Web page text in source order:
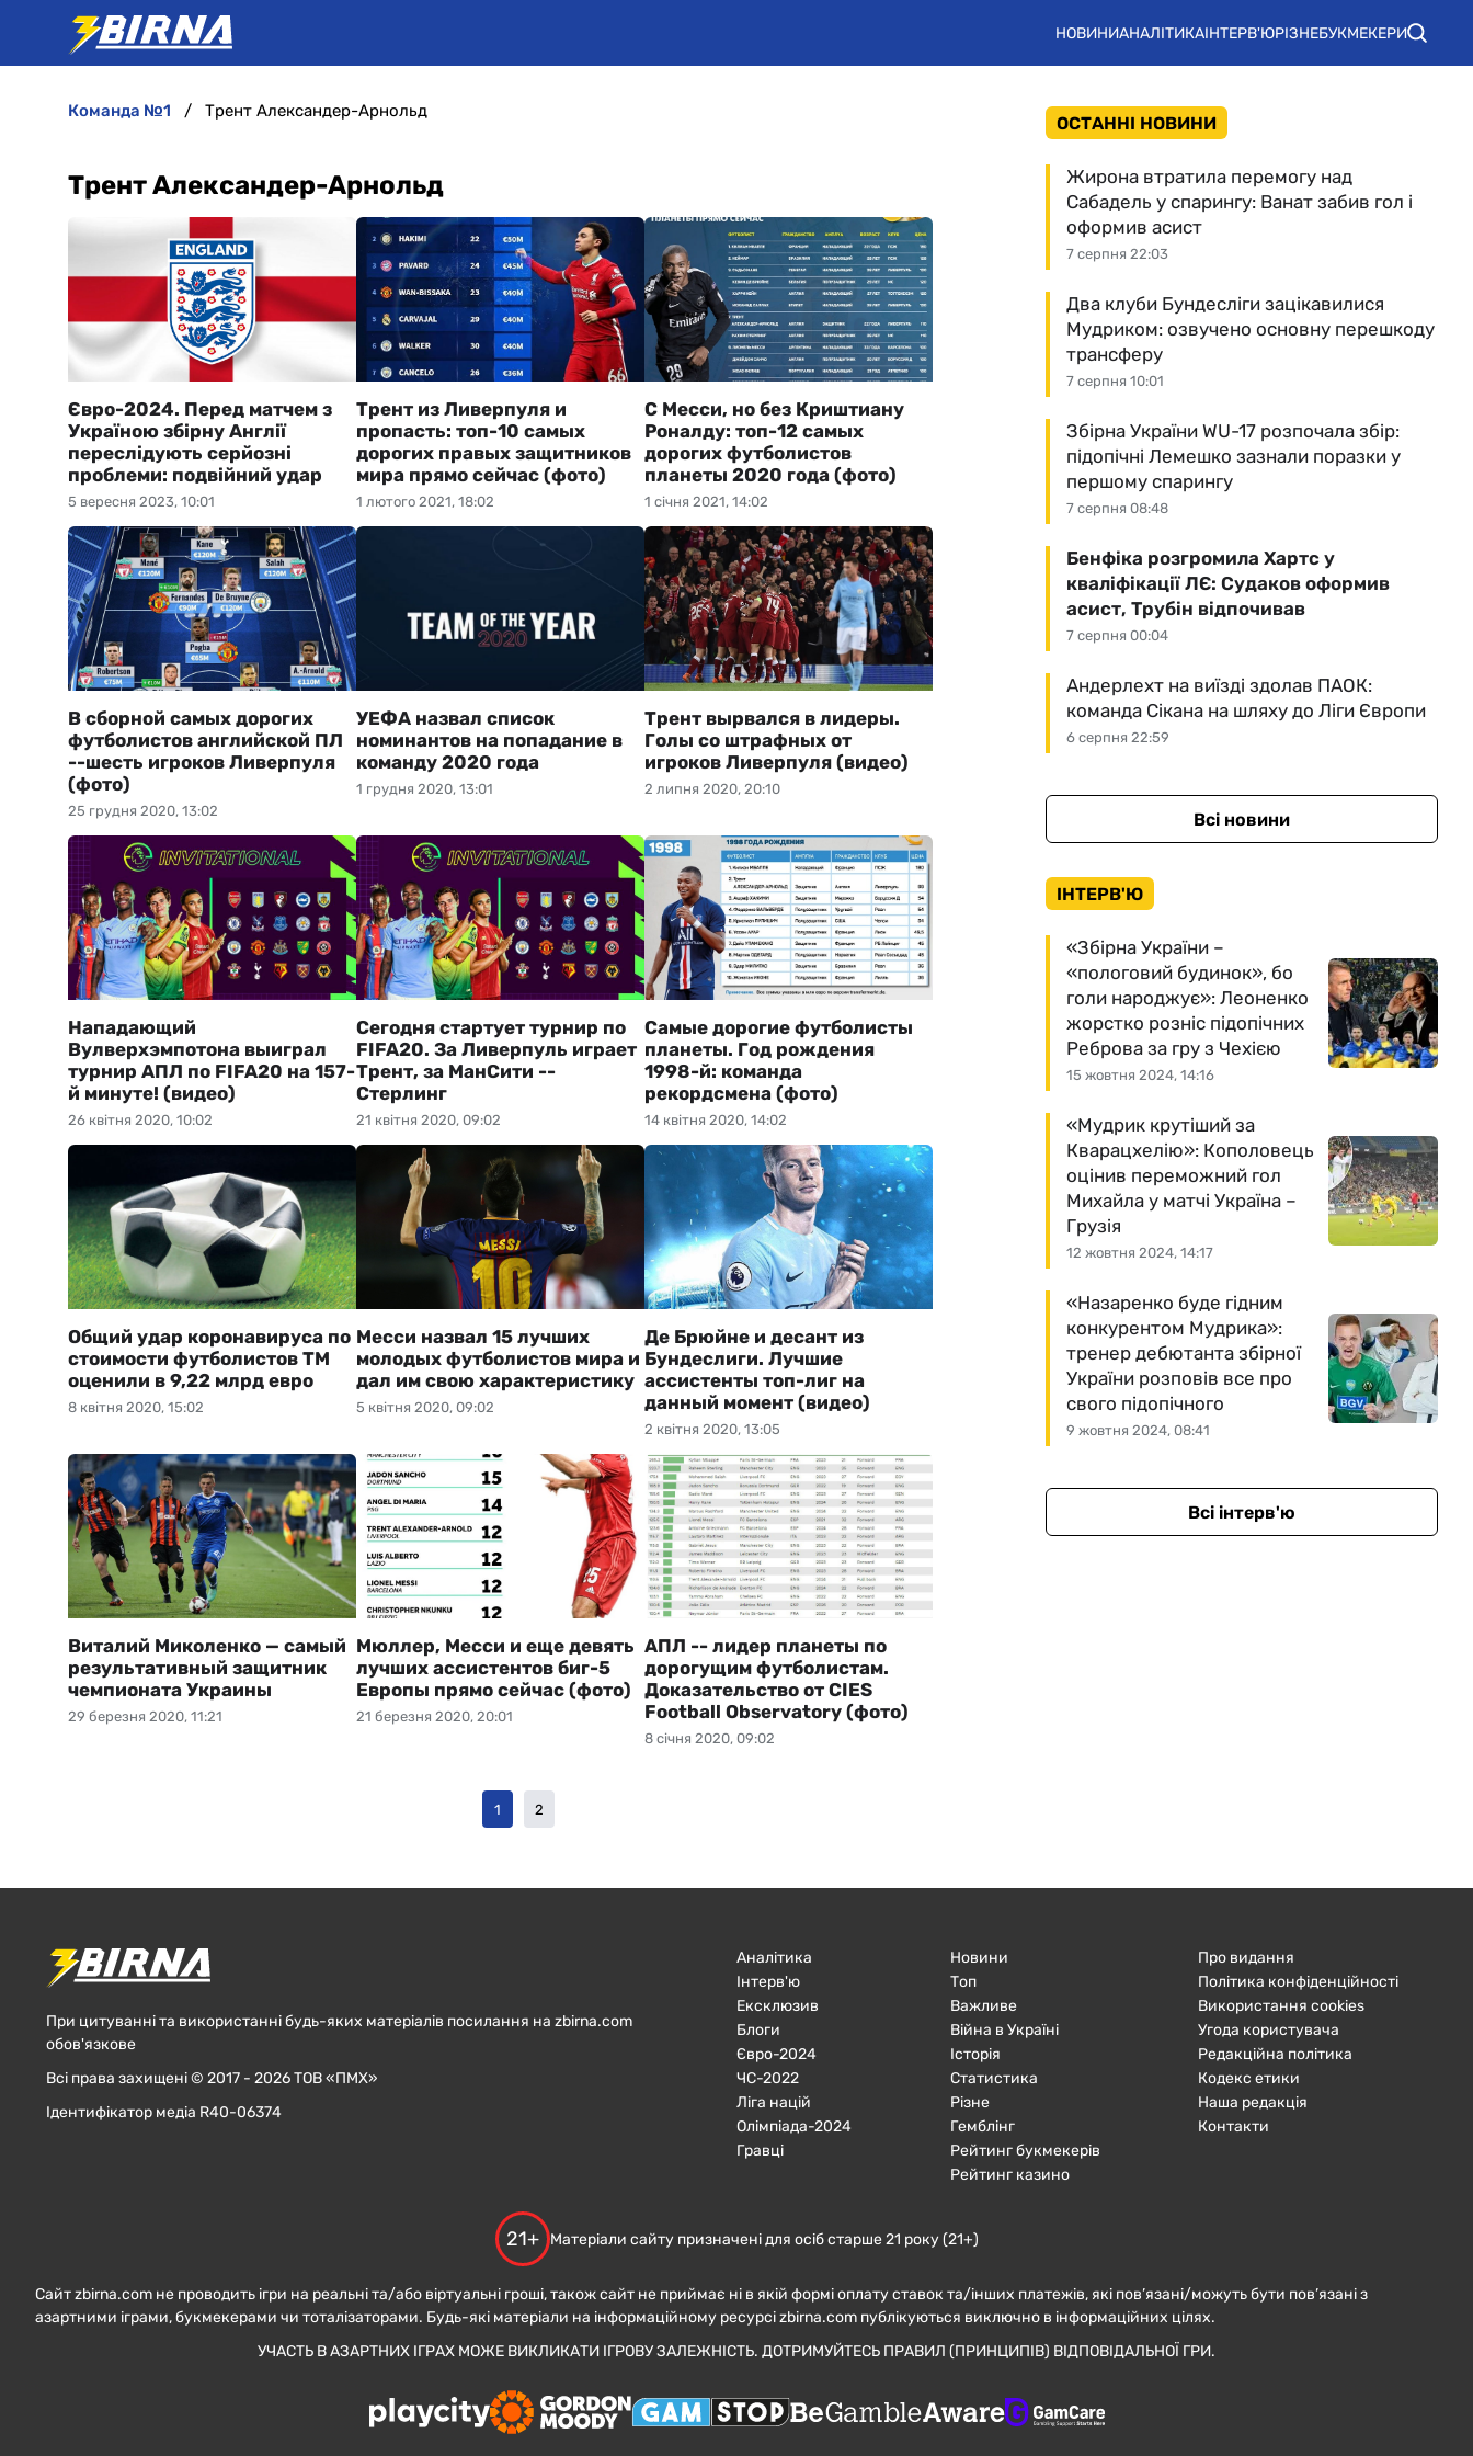
НОВИНИАНАЛІТИКАІНТЕРВ'ЮРІЗНЕБУКМЕКЕРИ
команда №1 Трент Александер-Арнольд
Трент Александер-Арнольд
5 вересня 2023, 10:01
Євро-2024. Перед матчем з
Україною збірну Англії
переслідують серйозні
проблеми: подвійний удар
1 лютого 2021, 18:02
Трент из Ливерпуля и
пропасть: топ-10 самых
дорогих правых защитников
мира прямо сейчас (фото)
1 січня 2021, 14:02
С Месси, но без Криштиану
Роналду: топ-12 самых
дорогих футболистов
планеты 2020 года (фото)
25 грудня 2020, 13:02
В сборной самых дорогих
футболистов английской ПЛ
--шесть игроков Ливерпуля
(фото)
1 грудня 2020, 13:01
УЕФА назвал список
номинантов на попадание в
команду 2020 года
2 липня 2020, 20:10
Трент вырвался в лидеры.
Голы со штрафных от
игроков Ливерпуля (видео)
26 квітня 2020, 10:02
Нападающий
Вулверхэмпотона выиграл
турнир АПЛ по FIFA20 на 157-
й минуте! (видео)
21 квітня 2020, 09:02
Сегодня стартует турнир по
FIFA20. За Ливерпуль играет
Трент, за МанСити --
Стерлинг
14 квітня 2020, 14:02
Самые дорогие футболисты
планеты. Год рождения
1998-й: команда
рекордсмена (фото)
8 квітня 2020, 15:02
Общий удар коронавируса по
стоимости футболистов TM
оценили в 9,22 млрд евро
5 квітня 2020, 09:02
Месси назвал 15 лучших
молодых футболистов мира и
дал им свою характеристику
2 квітня 2020, 13:05
Де Брюйне и десант из
Бундеслиги. Лучшие
ассистенты топ-лиг на
данный момент (видео)
29 березня 2020, 11:21
Виталий Миколенко — самый
результативный защитник
чемпионата Украины
21 березня 2020, 20:01
Мюллер, Месси и еще девять
лучших ассистентов биг-5
Европы прямо сейчас (фото)
8 січня 2020, 09:02
АПЛ -- лидер планеты по
дорогущим футболистам.
Доказательство от CIES
Football Observatory (фото)
1 2
ОСТАННІ НОВИНИ
7 серпня 22:03
Жирона втратила перемогу над
Сабадель у спарингу: Ванат забив гол і
оформив асист
7 серпня 10:01
Два клуби Бундесліги зацікавилися
Мудриком: озвучено основну перешкоду
трансферу
7 серпня 08:48
Збірна України WU-17 розпочала збір:
підопічні Лемешко зазнали поразки у
першому спарингу
7 серпня 00:04
Бенфіка розгромила Хартс у
кваліфікації ЛЄ: Судаков оформив
асист, Трубін відпочивав
6 серпня 22:59
Андерлехт на виїзді здолав ПАОК:
команда Сікана на шляху до Ліги Європи
Всі новини
ІНТЕРВ'Ю
15 жовтня 2024, 14:16
«Збірна України –
«пологовий будинок», бо
голи народжує»: Леоненко
жорстко розніс підопічних
Реброва за гру з Чехією
12 жовтня 2024, 14:17
«Мудрик крутіший за
Кварацхелію»: Кополовець
оцінив переможний гол
Михайла у матчі Україна –
Грузія
9 жовтня 2024, 08:41
«Назаренко буде гідним
конкурентом Мудрика»:
тренер дебютанта збірної
України розповів все про
свого підопічного
Всі інтерв'ю
При цитуванні та використанні будь-яких матеріалів посилання на zbirna.com
обов'язкове
Всі права захищені © 2017 - 2026 ТОВ «ПМХ»
Ідентифікатор медіа R40-06374
Аналітика
Інтерв'ю
Ексклюзив
Блоги
Євро-2024
ЧC-2022
Ліга націй
Олімпіада-2024
Гравці
Новини
Топ
Важливе
Війна в Україні
Історія
Статистика
Різне
Гемблінг
Рейтинг букмекерів
Рейтинг казино
Про видання
Політика конфіденційності
Використання cookies
Угода користувача
Редакційна політика
Кодекс етики
Наша редакція
Контакти
21+ Матеріали сайту призначені для осіб старше 21 року (21+)
Сайт zbirna.com не проводить ігри на реальні та/або віртуальні гроші, також сайт не приймає ні в якій формі оплату ставок та/інших платежів, які пов’язані/можуть бути пов’язані з
азартними іграми, букмекерами чи тоталізаторами. Будь-які матеріали на інформаційному ресурсі zbirna.com публікуються виключно в інформаційних цілях.
УЧАСТЬ В АЗАРТНИХ ІГРАХ МОЖЕ ВИКЛИКАТИ ІГРОВУ ЗАЛЕЖНІСТЬ. ДОТРИМУЙТЕСЬ ПРАВИЛ (ПРИНЦИПІВ) ВІДПОВІДАЛЬНОЇ ГРИ.